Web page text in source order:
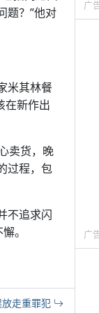
题？”他对
米其林餐
在新作出
卖货，晚
过程，包
不追求闪
。
走重罪犯
广
广